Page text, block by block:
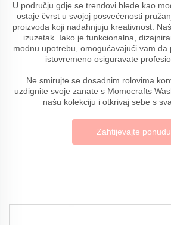
U području gdje se trendovi blede kao
ostaje čvrst u svojoj posvećenosti
proizvoda koji nadahnjuju kreativnost.
izuzetak. Iako je funkcionalna,
modnu upotrebu, omogućavajući vam da
istovremeno osiguravate
Ne smirujte se dosadnim rolovima
uzdignite svoje zanate s Momocrafts
našu kolekciju i otkrivaj sebe s
Zahtijevajte ponudu